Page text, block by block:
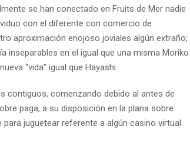
se han conectado en Fruits de Mer nadie
con el diferente con comercio de
aproximación enojoso joviales algún extraño;
inseparables en el igual que una misma Moriko
“vida” igual que Hayashi.
contiguos, comenzando debido al antes de
paga, a su disposición en la plana sobre
juguetear referente a algún casino virtual.